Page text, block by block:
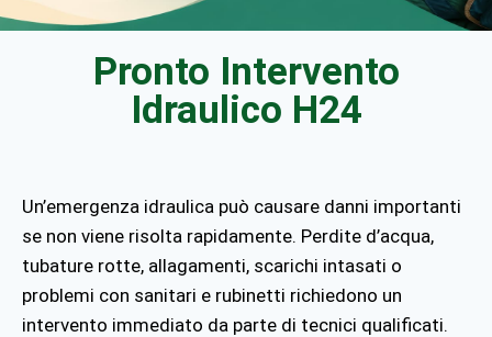
Pronto Intervento
Idraulico H24
Un’emergenza idraulica può causare danni importanti
se non viene risolta rapidamente. Perdite d’acqua,
tubature rotte, allagamenti, scarichi intasati o
problemi con sanitari e rubinetti richiedono un
intervento immediato da parte di tecnici qualificati.